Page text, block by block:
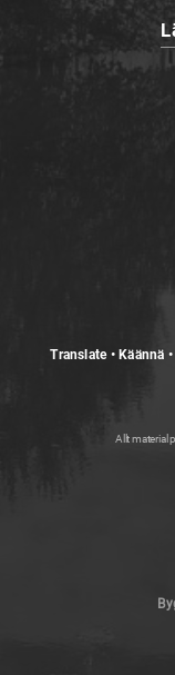
Translate • Käännä • ترجمة • Tarjumo • ትርጉም • ترجمه • وەرگێڕان •
Allt material